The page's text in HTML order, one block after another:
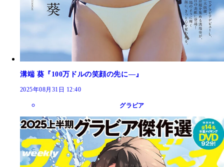
溝端 葵『100万ドルの笑顔の先に―』
2025年08月31日 12:40
グラビア